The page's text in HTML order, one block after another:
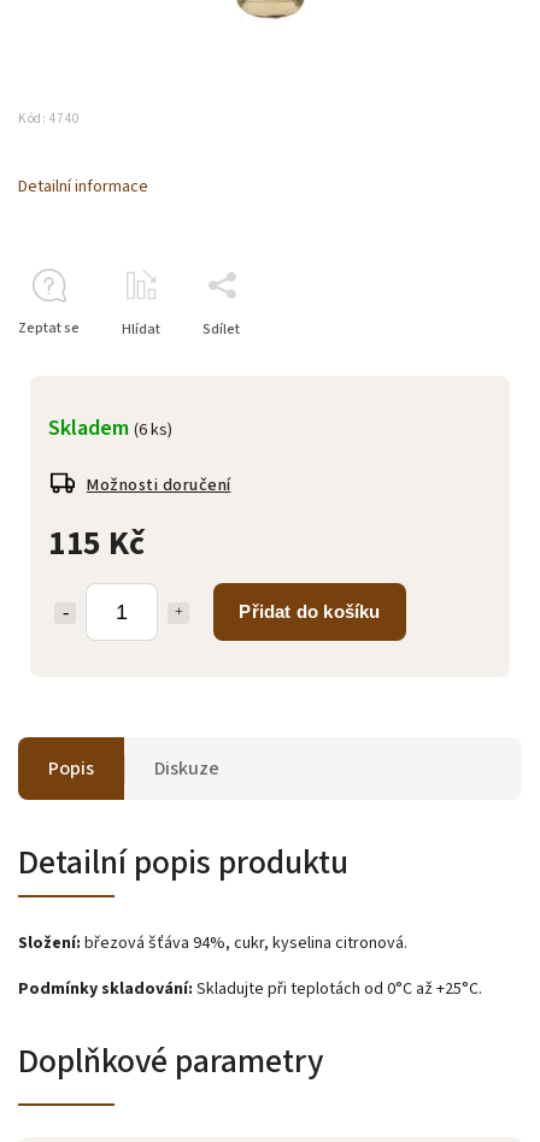
Kód: 4740
115 Kč
Přidat do košíku
Skladem (6 ks)
Možnosti doručení
Detailní informace
Zeptat se Hlídat Sdílet
Popis Diskuze
Detailní popis produktu
Složení: březová šťáva 94%, cukr, kyselina citronová.
Podmínky skladování: Skladujte při teplotách od 0°C až +25°C.
Doplňkové parametry